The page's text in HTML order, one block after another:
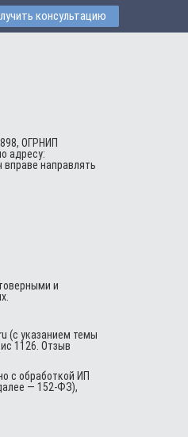
консультацию
ОГРНИП
адресу:
направлять
и
(с указанием темы
1126. Отзыв
с обработкой ИП
— 152-ФЗ),